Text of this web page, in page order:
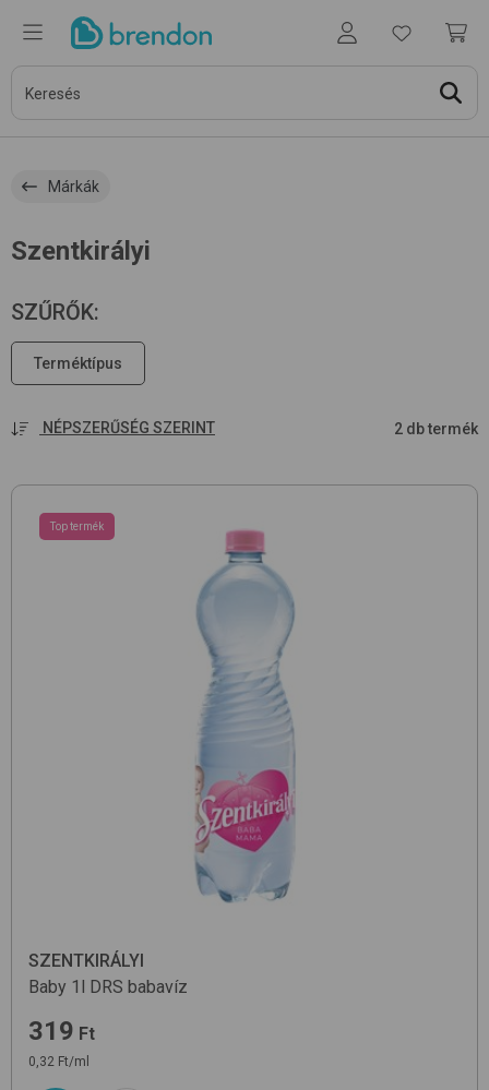
Márkák
Szentkirályi
SZŰRŐK:
Terméktípus
NÉPSZERŰSÉG SZERINT 2 db termék
Top termék
SZENTKIRÁLYI
Baby 1l DRS babavíz
319 Ft
0,32 Ft/ml